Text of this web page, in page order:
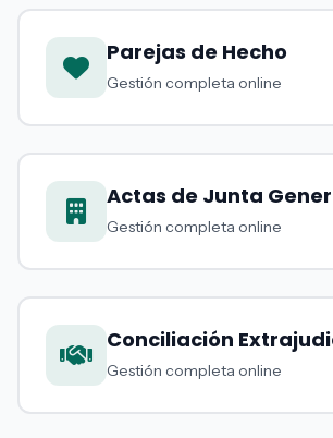
Parejas de Hecho
Gestión completa online
Actas de Junta
Gestión completa online
Conciliación
Gestión completa online